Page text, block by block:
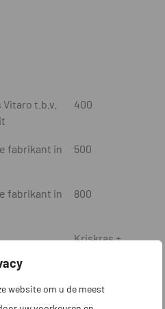
website om u de meest
t.b.v.
400
fabrikant in
500
fabrikant in
800
Kriskras +